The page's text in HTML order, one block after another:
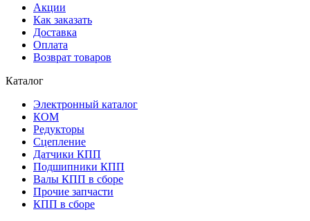
Акции
Как заказать
Доставка
Оплата
Возврат товаров
Каталог
Электронный каталог
КОМ
Редукторы
Сцепление
Датчики КПП
Подшипники КПП
Валы КПП в сборе
Прочие запчасти
КПП в сборе